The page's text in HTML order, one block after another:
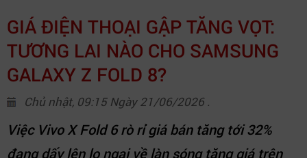
GIÁ ĐIỆN THOẠI GẬP TĂNG VỌT:
TƯƠNG LAI NÀO CHO SAMSUNG
GALAXY Z FOLD 8?
Chủ nhật, 09:15 Ngày 21/06/2026 .
Việc Vivo X Fold 6 rò rỉ giá bán tăng tới 32%
đang dấy lên lo ngại về làn sóng tăng giá trên